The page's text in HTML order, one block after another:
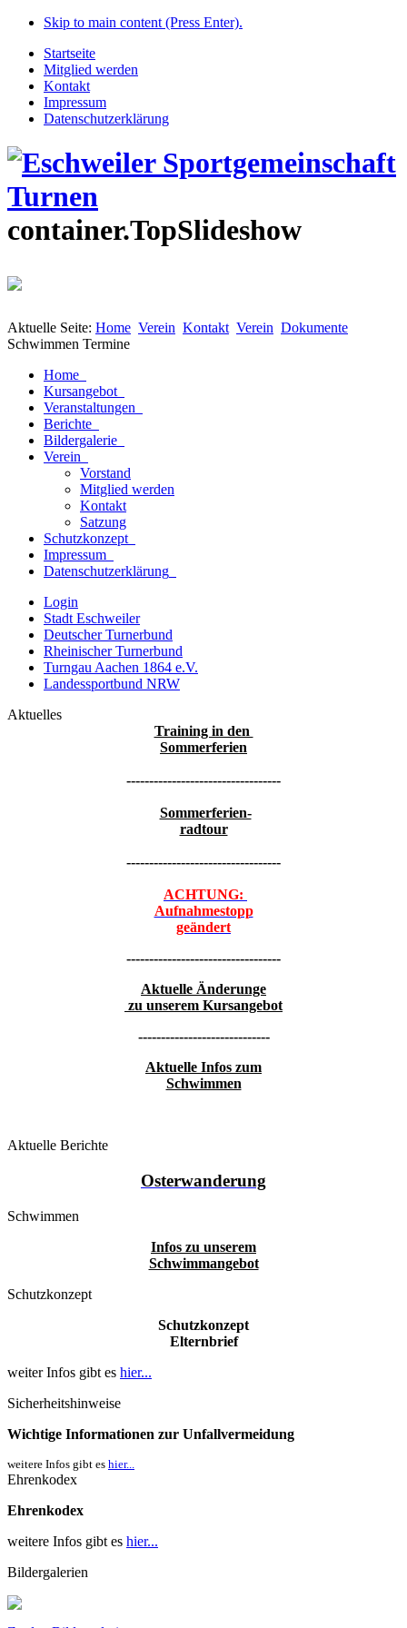
Skip to main content (Press Enter).
Startseite
Mitglied werden
Kontakt
Impressum
Datenschutzerklärung
container.TopSlideshow
Aktuelle Seite: Home Verein Kontakt Verein Dokumente
Schwimmen Termine
Home
Kursangebot
Veranstaltungen
Berichte
Bildergalerie
Verein
Vorstand
Mitglied werden
Kontakt
Satzung
Schutzkonzept
Impressum
Datenschutzerklärung
Login
Stadt Eschweiler
Deutscher Turnerbund
Rheinischer Turnerbund
Turngau Aachen 1864 e.V.
Landessportbund NRW
Aktuelles
Training in den
Sommerferien
----------------------------------
Sommerferien-
radtour
----------------------------------
ACHTUNG:
Aufnahmestopp
geändert
----------------------------------
Aktuelle Änderunge
zu unserem Kursangebot
-----------------------------
Aktuelle Infos zum
Schwimmen
Aktuelle Berichte
Osterwanderung
Schwimmen
Infos zu unserem
Schwimmangebot
Schutzkonzept
Schutzkonzept
Elternbrief
weiter Infos gibt es hier...
Sicherheitshinweise
Wichtige Informationen zur Unfallvermeidung
weitere Infos gibt es hier...
Ehrenkodex
Ehrenkodex
weitere Infos gibt es hier...
Bildergalerien